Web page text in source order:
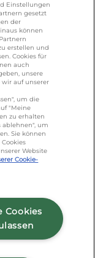
+49 (0)751
- Tel: +49
Datenschutz
Einstellungen
gesetzt
der
können
erstellen und
Cookies für
auch
unsere
wir auf unserer
um die
"Meine
zu erhalten
ablehnen", um
Sie können
Website
Cookie-
Cookies